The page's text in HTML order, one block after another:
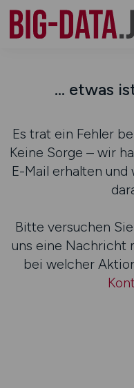
... etwas
Es trat ein Fehler
Keine Sorge – wir
E-Mail erhalten
Bitte versuchen
uns eine Nachricht
bei welcher